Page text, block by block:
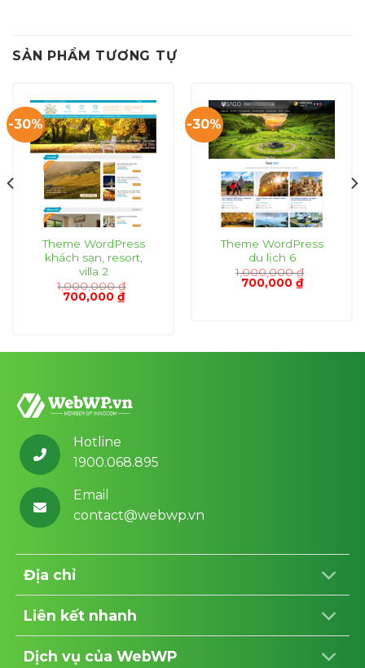
SẢN PHẨM TƯƠNG TỰ
-30%
Theme WordPress
khách sạn, resort,
villa 2
1,000,000₫
Giá
700,000 ₫Giá
hiện
-30%
Theme WordPress
du lịch 6
1,000,000₫
Giá
700,000 ₫Giá
hiện
Hotline
1900.068.895
Email
contact@webwp.vn
Địa chỉ
Liên kết nhanh
Dịch vụ của WebWP